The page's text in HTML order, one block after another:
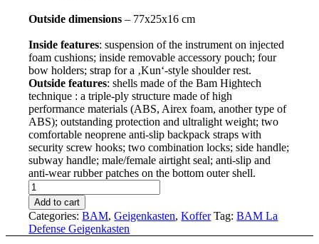
Outside dimensions – 77x25x16 cm
Inside features: suspension of the instrument on injected
foam cushions; inside removable accessory pouch; four
bow holders; strap for a ‚Kun‘-style shoulder rest.
Outside features: shells made of the Bam Hightech
technique : a triple-ply structure made of high
performance materials (ABS, Airex foam, another type of
ABS); outstanding protection and ultralight weight; two
comfortable neoprene anti-slip backpack straps with
security screw hooks; two combination locks; side handle;
subway handle; male/female airtight seal; anti-slip and
anti-wear rubber patches on the bottom outer shell.
BAM
LA
DEFENSE
HIGHTECH
GEIGEINKASTEN
Add to cart
Categories:BAM,Geigenkasten,Koffer Tag:BAM La
Defense Geigenkasten